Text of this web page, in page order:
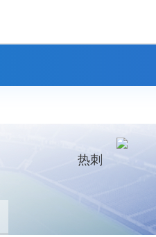
热刺